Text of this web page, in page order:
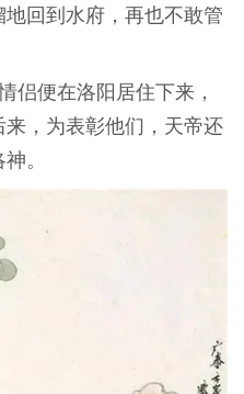
回到水府，再也不敢管
侣便在洛阳居住下来，
，为表彰他们，天帝还
。